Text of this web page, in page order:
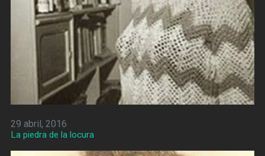
29 abril, 2016
La piedra de la locura